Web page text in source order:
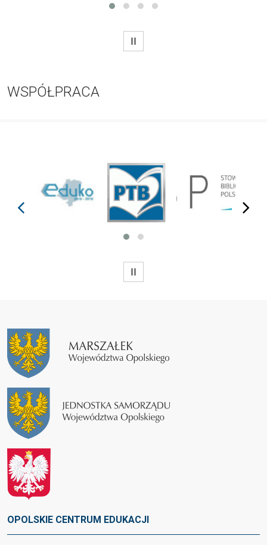
WSTRZYMAJ
WSPÓŁPRACA
prev next
WSTRZYMAJ
OPOLSKIE CENTRUM EDUKACJI